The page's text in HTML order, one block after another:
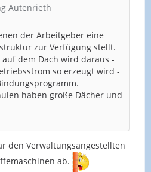
Autenrieth
der Arbeitgeber eine
zur Verfügung stellt.
dem Dach wird daraus -
so erzeugt wird -
haben große Dächer und
den Verwaltungsangestellten
ab.